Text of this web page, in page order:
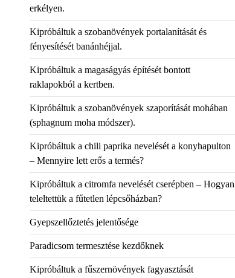
erkélyen.
Kipróbáltuk a szobanövények portalanítását és
fényesítését banánhéjjal.
Kipróbáltuk a magaságyás építését bontott
raklapokból a kertben.
Kipróbáltuk a szobanövények szaporítását mohában
(sphagnum moha módszer).
Kipróbáltuk a chili paprika nevelését a konyhapulton
– Mennyire lett erős a termés?
Kipróbáltuk a citromfa nevelését cserépben – Hogyan
teleltettük a fűtetlen lépcsőházban?
Gyepszellőztetés jelentősége
Paradicsom termesztése kezdőknek
Kipróbáltuk a fűszernövények fagyasztását